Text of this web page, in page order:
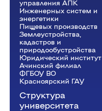
управления АПК
Инженерных систем и
энергетики
Пищевых производств
Землеустройства,
кадастров и
природообустройства
Юридический институт
Ачинский филиал
ФГБОУ ВО
Красноярский ГАУ
Структура
университета